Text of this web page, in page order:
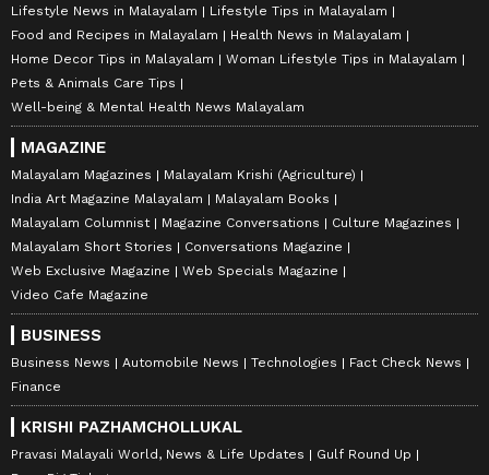
Lifestyle News in Malayalam
Lifestyle Tips in Malayalam
Food and Recipes in Malayalam
Health News in Malayalam
Home Decor Tips in Malayalam
Woman Lifestyle Tips in Malayalam
Pets & Animals Care Tips
Well-being & Mental Health News Malayalam
MAGAZINE
Malayalam Magazines
Malayalam Krishi (Agriculture)
India Art Magazine Malayalam
Malayalam Books
Malayalam Columnist
Magazine Conversations
Culture Magazines
Malayalam Short Stories
Conversations Magazine
Web Exclusive Magazine
Web Specials Magazine
Video Cafe Magazine
BUSINESS
Business News Automobile News Technologies
Fact Check News
Finance
KRISHI PAZHAMCHOLLUKAL
Pravasi Malayali World, News & Life Updates
Gulf Round Up